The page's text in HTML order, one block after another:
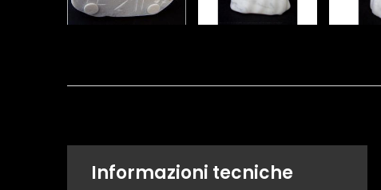
Informazioni tecniche